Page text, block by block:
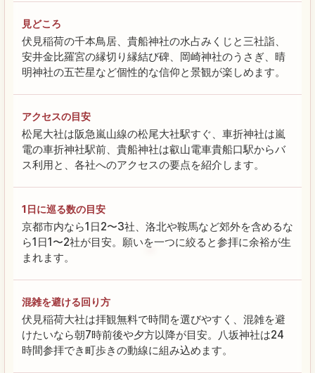
見どころ
伏見稲荷の千本鳥居、貴船神社の水占みくじと三社詣、
安井金比羅宮の縁切り縁結び碑、岡崎神社のうさぎ、晴
明神社の五芒星など個性的な信仰と景観が楽しめます。
アクセスの目安
松尾大社は阪急嵐山線の松尾大社駅すぐ、車折神社は嵐
電の車折神社駅前、貴船神社は叡山電車貴船口駅からバ
ス利用と、各社へのアクセスの要点を紹介します。
1日に巡る数の目安
京都市内なら1日2〜3社、洛北や鞍馬など郊外を含めるな
ら1日1〜2社が目安。願いを一つに絞ると参拝に余裕が生
まれます。
混雑を避ける回り方
伏見稲荷大社は拝観無料で時間を選びやすく、混雑を避
けたいなら朝7時前後や夕方以降が目安。八坂神社は24
時間参拝でき町歩きの動線に組み込めます。